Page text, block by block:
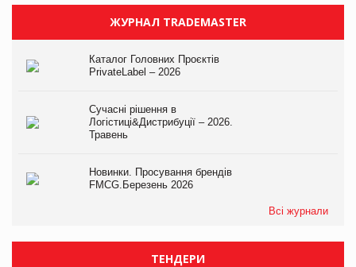
ЖУРНАЛ TRADEMASTER
Каталог Головних Проєктів
PrivateLabel – 2026
Сучасні рішення в
Логістиці&Дистрибуції – 2026.
Травень
Новинки. Просування брендів
FMCG.Березень 2026
Всі журнали
ТЕНДЕРИ